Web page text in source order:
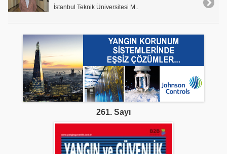
İstanbul Teknik Üniversitesi M..
261. Sayı